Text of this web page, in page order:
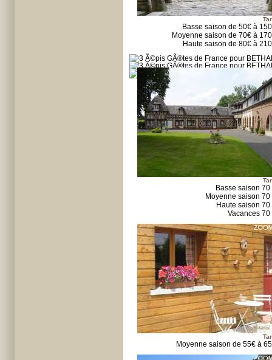
Basse saison de 50€ à
Moyenne saison de 70€ à
Haute saison de 80€ à
Basse saison 70
Moyenne saison 70
Haute saison 70
Vacances 70
Moyenne saison de 55€ à